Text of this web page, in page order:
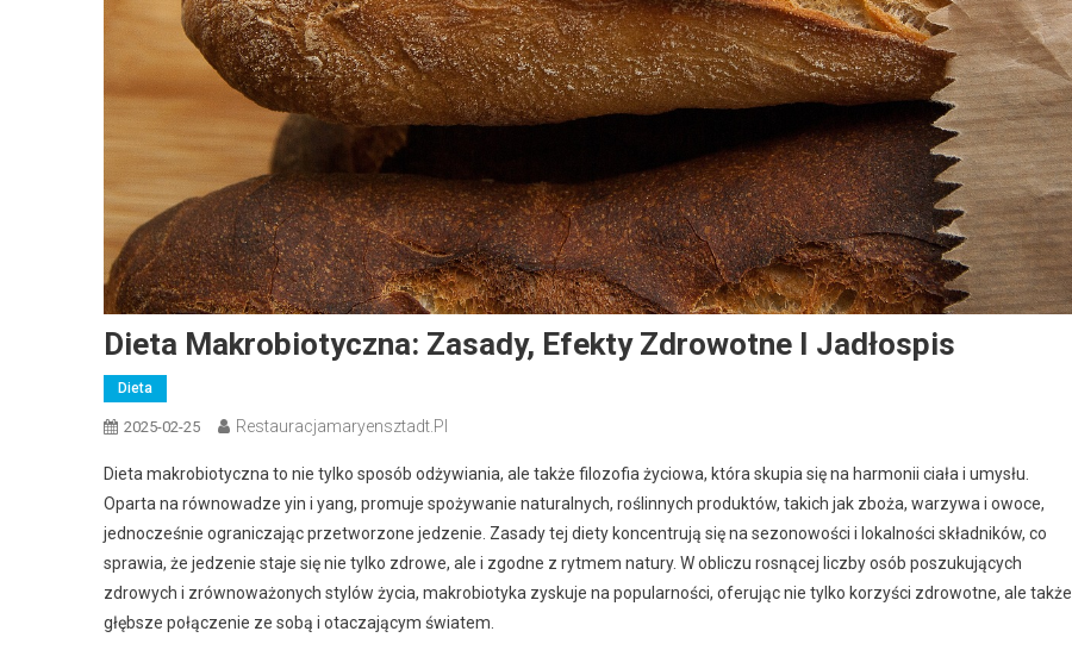
Dieta Makrobiotyczna: Zasady, Efekty Zdrowotne I Jadłospis
Dieta
2025-02-25 Restauracjamaryensztadt.pl
Dieta makrobiotyczna to nie tylko sposób odżywiania, ale także filozofia życiowa, która skupia się na harmonii ciała i umysłu.
Oparta na równowadze yin i yang, promuje spożywanie naturalnych, roślinnych produktów, takich jak zboża, warzywa i owoce,
jednocześnie ograniczając przetworzone jedzenie. Zasady tej diety koncentrują się na sezonowości i lokalności składników, co
sprawia, że jedzenie staje się nie tylko zdrowe, ale i zgodne z rytmem natury. W obliczu rosnącej liczby osób poszukujących
zdrowych i zrównoważonych stylów życia, makrobiotyka zyskuje na popularności, oferując nie tylko korzyści zdrowotne, ale także
głębsze połączenie ze sobą i otaczającym światem.